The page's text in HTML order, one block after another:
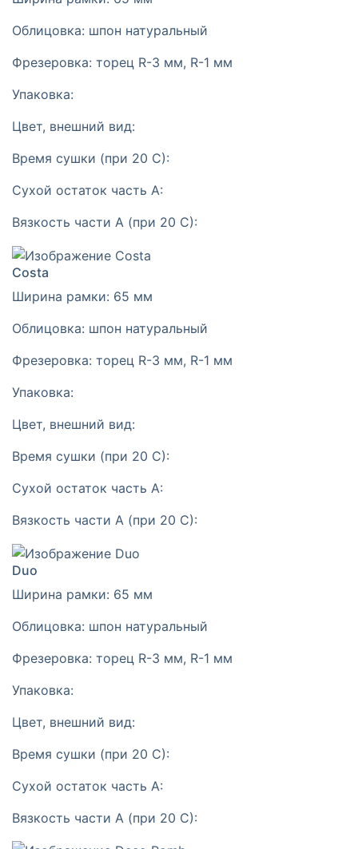
Облицовка: шпон натуральный
Фрезеровка: торец R-3 мм, R-1 мм
Упаковка:
Цвет, внешний вид:
Время сушки (при 20 С):
Сухой остаток часть А:
Вязкость части А (при 20 С):
Costa
Ширина рамки: 65 мм
Облицовка: шпон натуральный
Фрезеровка: торец R-3 мм, R-1 мм
Упаковка:
Цвет, внешний вид:
Время сушки (при 20 С):
Сухой остаток часть А:
Вязкость части А (при 20 С):
Duo
Ширина рамки: 65 мм
Облицовка: шпон натуральный
Фрезеровка: торец R-3 мм, R-1 мм
Упаковка:
Цвет, внешний вид:
Время сушки (при 20 С):
Сухой остаток часть А:
Вязкость части А (при 20 С):